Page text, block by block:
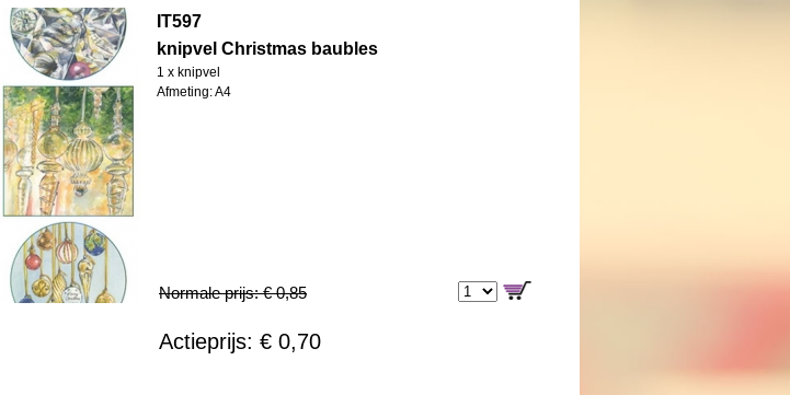
IT597
knipvel Christmas baubles
1 x knipvel
Afmeting: A4
Normale prijs: € 0,85
Actieprijs: € 0,70